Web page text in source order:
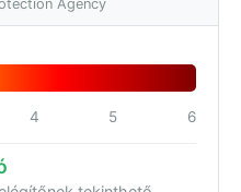
Agency
4 5 6